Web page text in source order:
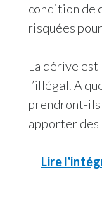
condition de
risquées
La dérive est
l’illégal. A
prendront-ils
apporter des
Lire